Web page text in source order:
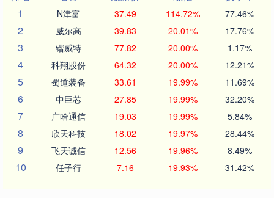
1
N津富 37.49 114.72% 77.46%
2 威尔高 39.83 20.01% 17.76%
3 锴威特 77.82 20.00% 1.17%
4 科翔股份 64.32 20.00% 12.21%
5 蜀道装备 33.61 19.99% 11.69%
6 中巨芯 27.85 19.99% 32.20%
7 广哈通信 19.03 19.99% 5.84%
8 欣天科技 18.02 19.97% 28.44%
9 飞天诚信 12.56 19.96% 8.49%
10 任子行 7.16 19.93% 31.42%